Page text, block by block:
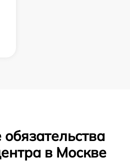
в Москве